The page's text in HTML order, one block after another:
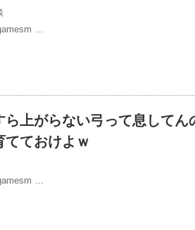
…
ら上がらない弓って息して
てておけよｗ
…